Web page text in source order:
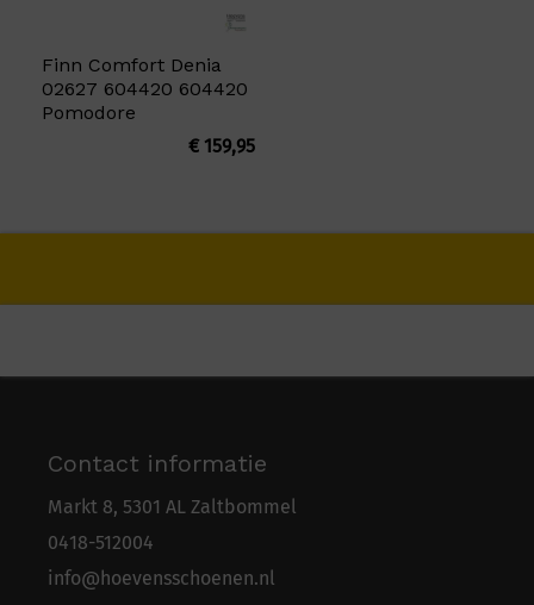
Finn Comfort Denia
02627 604420 604420
Pomodore
€159,95
Contact informatie
Markt 8, 5301 AL Zaltbommel
0418-512004
info@hoevensschoenen.nl